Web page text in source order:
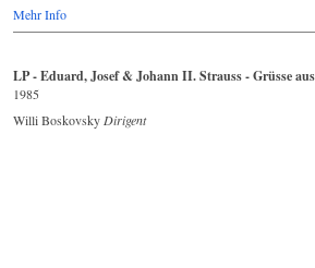
Mehr Info
LP - Eduard, Josef & Johann II. Strauss - Grüsse
1985
Willi Boskovsky Dirigent